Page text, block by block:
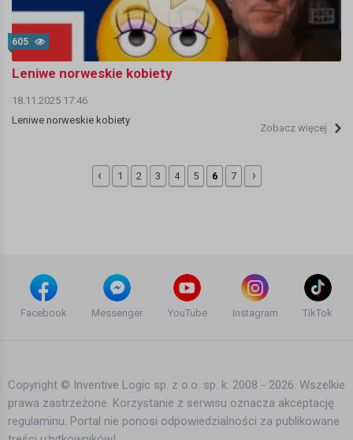
605
Leniwe norweskie kobiety
18.11.2025 17:46
Leniwe norweskie kobiety
Zobacz więcej
‹ 1 2 3 4 5 6 7 ›
Facebook Messenger YouTube Instagram TikTok
Copyright © Inventive Logic sp. z o.o. sp. k. 2008 - 2026. Wszelkie
prawa zastrzeżone. Korzystanie z serwisu oznacza akceptację
regulaminu. Portal nie ponosi odpowiedzialności za publikowane